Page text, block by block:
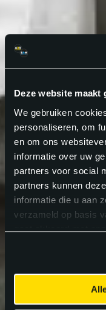
Deze website maakt
We gebruiken
personaliseren, om
en om ons
informatie over uw
partners voor social
partners kunnen
informatie die u aan
verzameld op basis
gaat akkoord met